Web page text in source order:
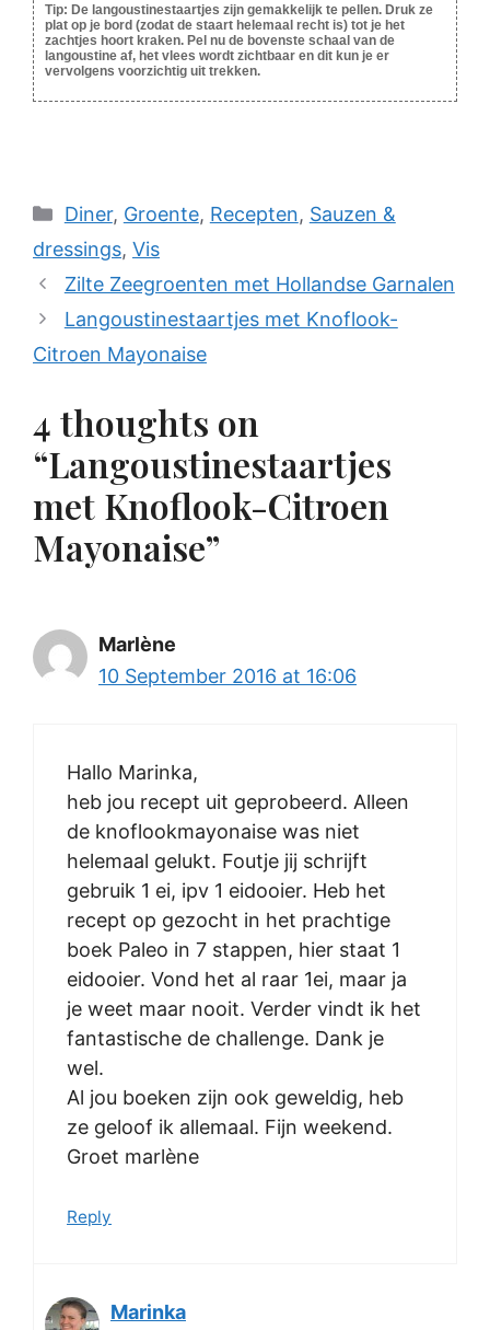
Tip: De langoustinestaartjes zijn gemakkelijk te pellen. Druk ze
plat op je bord (zodat de staart helemaal recht is) tot je het
zachtjes hoort kraken. Pel nu de bovenste schaal van de
langoustine af, het vlees wordt zichtbaar en dit kun je er
vervolgens voorzichtig uit trekken.
Categories
Diner, Groente, Recepten, Sauzen &
dressings, Vis
Zilte Zeegroenten met Hollandse Garnalen
Langoustinestaartjes met Knoflook-
Citroen Mayonaise
4 thoughts on
“Langoustinestaartjes
met Knoflook-Citroen
Mayonaise”
Marlène
10 September 2016 at 16:06
Hallo Marinka,
heb jou recept uit geprobeerd. Alleen
de knoflookmayonaise was niet
helemaal gelukt. Foutje jij schrijft
gebruik 1 ei, ipv 1 eidooier. Heb het
recept op gezocht in het prachtige
boek Paleo in 7 stappen, hier staat 1
eidooier. Vond het al raar 1ei, maar ja
je weet maar nooit. Verder vindt ik het
fantastische de challenge. Dank je
wel.
Al jou boeken zijn ook geweldig, heb
ze geloof ik allemaal. Fijn weekend.
Groet marlène
Reply
Marinka